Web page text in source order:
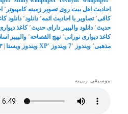
احادیث اهل بیت روی تصویر زمینه کامپیوتر ٬
کافی٬ تصاویر با احادیث ائمه٬ دانلود٬ دانلود
حدیث٬ دانلود والپیپر دارای حدیث٬ کاغذ
کاغذ دیواری نورانی٬ نهج الفصاحه٬ والپیپر
مذهبی٬ ویندوز 7 ٬ ویندوز XP ٬ ویندوز ویستا |
موسیقی زمینه